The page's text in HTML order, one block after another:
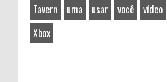
Tavern
uma usar você vídeo
Xbox